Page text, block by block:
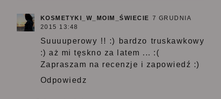
KOSMETYKI_W_MOIM_ŚWIECIE 7 GRUDNIA
2015 13:48
Suuuuperowy !! :) bardzo truskawkowy
:) aż mi tęskno za latem ... :(
Zapraszam na recenzje i zapowiedź :)
Odpowiedz